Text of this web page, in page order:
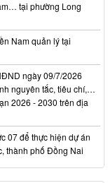
tại phường Long
Nam quản lý tại
ngày 09/7/2026
nguyên tắc, tiêu chí,…
2026 - 2030 trên địa
07 để thực hiện dự án
thành phố Đồng Nai